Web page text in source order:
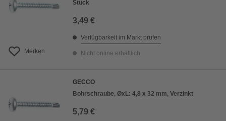
Merken
Stück
3,49 €
Verfügbarkeit im Markt prüfen
Nicht online erhältlich
GECCO
Bohrschraube, ØxL: 4,8 x 32 mm, Verzinkt
5,79 €